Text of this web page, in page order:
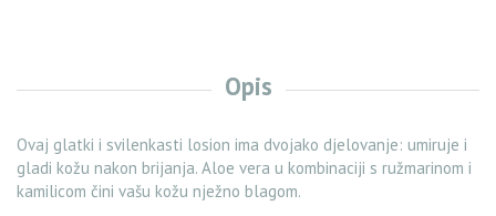
Opis
Ovaj glatki i svilenkasti losion ima dvojako djelovanje: umiruje i
gladi kožu nakon brijanja. Aloe vera u kombinaciji s ružmarinom i
kamilicom čini vašu kožu nježno blagom.